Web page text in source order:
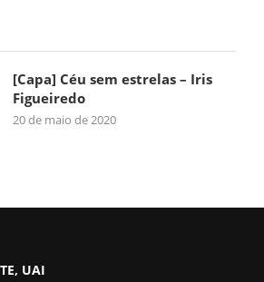
[Capa] Céu sem estrelas – Iris
Figueiredo
20 de maio de 2020
UAI